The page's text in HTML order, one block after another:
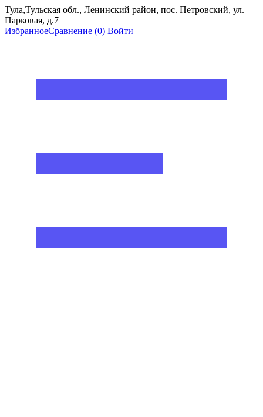
Тула,Тульская обл., Ленинский район, пос. Петровский, ул.
Парковая, д.7
ИзбранноеСравнение (0) Войти